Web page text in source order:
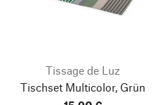
Tissage de Luz
Tischset Multicolor, Grün